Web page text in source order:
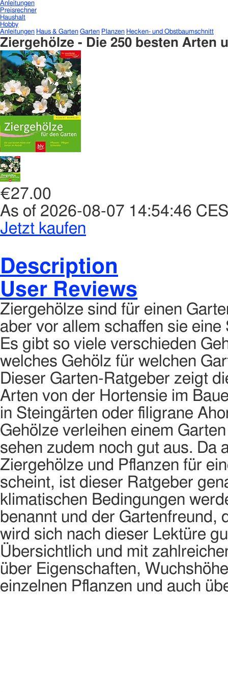
Anleitungen
Preisrechner
Haushalt
Hobby
Anleitungen Haus & Garten Garten Planzen Hecken- und Obstbaumschnitt
Ziergehölze - Die 250 besten Arten
€27.00
As of 2026-08-07 14:54:46
Jetzt kaufen
Description
User Reviews
Ziergehölze sind für einen
aber vor allem schaffen sie
Es gibt so viele verschieden
welches Gehölz für welchen
Dieser Garten-Ratgeber zeigt
Arten von der Hortensie im
in Steingärten oder filigrane
Gehölze verleihen einem
sehen zudem noch gut aus. Da
Ziergehölze und Pflanzen für
scheint, ist dieser Ratgeber
klimatischen Bedingungen
benannt und der Gartenfreund,
wird sich nach dieser Lektüre
Übersichtlich und mit
über Eigenschaften,
einzelnen Pflanzen und auch